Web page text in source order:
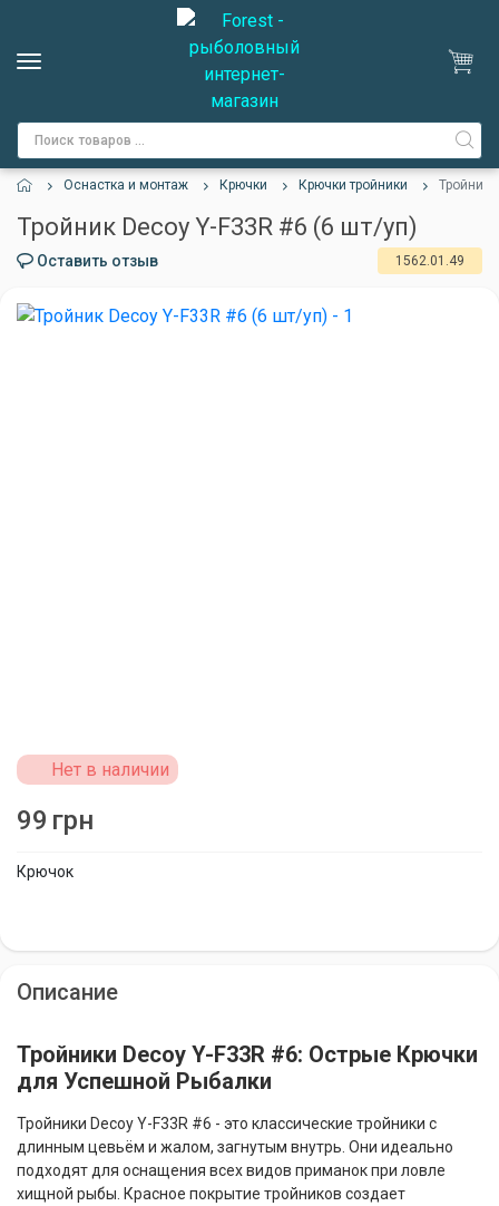
Оснастка и монтаж Крючки Крючки тройники Тройник
Тройник Decoy Y-F33R #6 (6 шт/уп)
Оставить отзыв 1562.01.49
Крючок
Нет в наличии
99 грн
Описание
Тройники Decoy Y-F33R #6: Острые Крючки
для Успешной Рыбалки
Тройники Decoy Y-F33R #6 - это классические тройники с
длинным цевьём и жалом, загнутым внутрь. Они идеально
подходят для оснащения всех видов приманок при ловле
хищной рыбы. Красное покрытие тройников создает